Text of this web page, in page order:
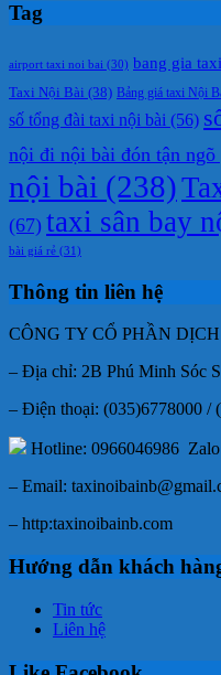
Tag
airport taxi noi bai (30) bang gia
Taxi Nội Bài (38) Bảng giá taxi Nội
số tổng đài taxi nội bài (56)
nội đi nội bài đón tận ngõ
nội bài (238)
(67) taxi sân bay
bài giá rẻ (31)
Thông tin liên hệ
CÔNG TY CỔ PHẦN
– Địa chỉ: 2B Phú Minh Sóc
– Điện thoại: (035)6778000 /
Hotline: 0966046986
– Email:
– http:taxinoibainb.com
Hướng dẫn khách
Tin tức
Liên hệ